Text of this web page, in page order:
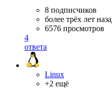
8 подписчиков
более трёх лет
6576 просмотров
4
ответа
Linux
+2 ещё